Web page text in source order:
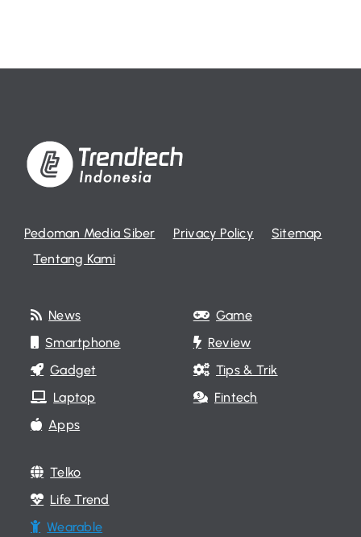
Pedoman Media Siber Privacy Policy
Sitemap
Tentang Kami
News
Smartphone
Gadget
Laptop
Apps
Game
Review
Tips & Trik
Fintech
Telko
Life Trend
Wearable